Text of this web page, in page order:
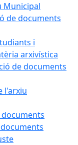
Municipal
de documents
i
arxivística
de documents
l'arxiu